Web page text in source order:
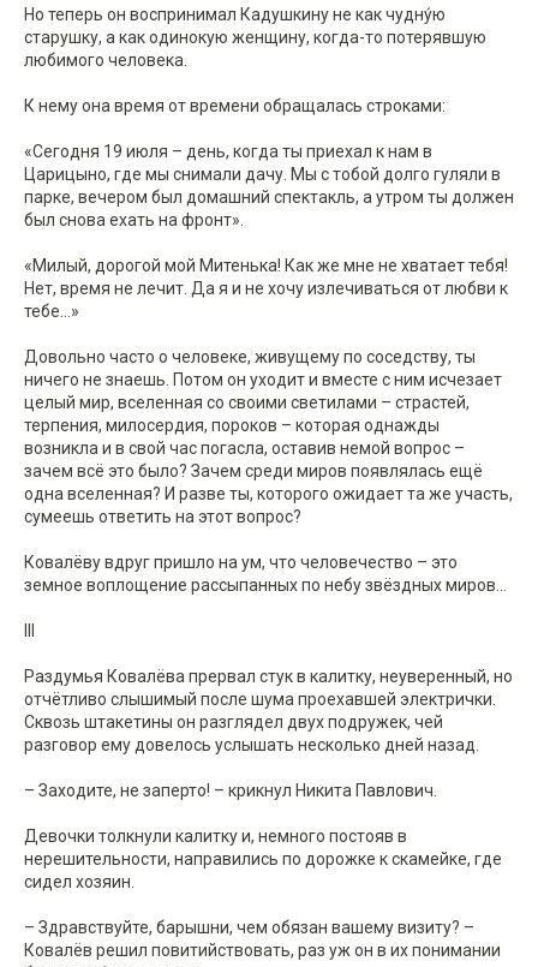
Но теперь он воспринимал Кадушкину не как чудну́ю
старушку, а как одинокую женщину, когда-то потерявшую
любимого человека.
К нему она время от времени обращалась строками:
«Сегодня 19 июля – день, когда ты приехал к нам в
Царицыно, где мы снимали дачу. Мы с тобой долго гуляли в
парке, вечером был домашний спектакль, а утром ты должен
был снова ехать на фронт».
«Милый, дорогой мой Митенька! Как же мне не хватает тебя!
Нет, время не лечит. Да я и не хочу излечиваться от любви к
тебе...»
Довольно часто о человеке, живущему по соседству, ты
ничего не знаешь. Потом он уходит и вместе с ним исчезает
целый мир, вселенная со своими светилами – страстей,
терпения, милосердия, пороков – которая однажды
возникла и в свой час погасла, оставив немой вопрос –
зачем всё это было? Зачем среди миров появлялась ещё
одна вселенная? И разве ты, которого ожидает та же участь,
сумеешь ответить на этот вопрос?
Ковалёву вдруг пришло на ум, что человечество – это
земное воплощение рассыпанных по небу звёздных миров...
Раздумья Ковалёва прервал стук в калитку, неуверенный, но
отчётливо слышимый после шума проехавшей электрички.
Сквозь штакетины он разглядел двух подружек, чей
разговор ему довелось услышать несколько дней назад.
– Заходите, не заперто! – крикнул Никита Павлович.
Девочки толкнули калитку и, немного постояв в
нерешительности, направились по дорожке к скамейке, где
сидел хозяин.
– Здравствуйте, барышни, чем обязан вашему визиту? –
Ковалёв решил повитийствовать, раз уж он в их понимании